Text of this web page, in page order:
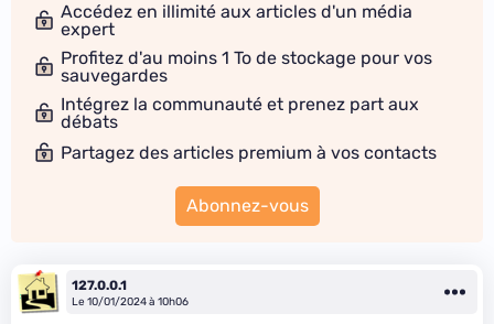
Accédez en illimité aux articles d'un média
expert
Profitez d'au moins 1 To de stockage pour vos
sauvegardes
Intégrez la communauté et prenez part aux
débats
Partagez des articles premium à vos contacts
Abonnez-vous
127.0.0.1
Le 10/01/2024 à 10h06